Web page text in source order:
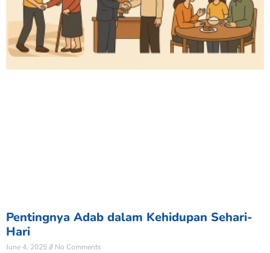
Pentingnya Adab dalam Kehidupan Sehari-
Hari
June 4, 2025 No Comments